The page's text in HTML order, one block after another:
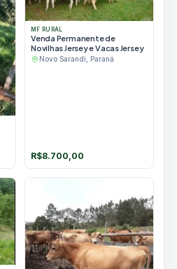
MF RURAL
Venda Permanente de
Novilhas Jersey e Vacas Jersey
Novo Sarandi, Paraná
R$8.700,00